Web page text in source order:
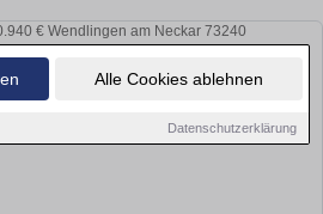
Alle Cookies ablehnen
Datenschutzerklärung